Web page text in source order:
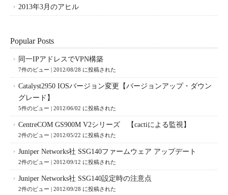
2013年3月のアヒル
Popular Posts
同一IPアドレスでVPN構築
7件のビュー | 2012/08/28 に投稿された
Catalyst2950 IOSバージョン変更【バージョンアップ・ダウン
グレード】
5件のビュー | 2012/06/02 に投稿された
CentreCOM GS900M V2シリーズ 【cactiによる監視】
2件のビュー | 2012/05/22 に投稿された
Juniper Networks社 SSG140ファームウェア アップデート
2件のビュー | 2012/09/12 に投稿された
Juniper Networks社 SSG140設定時の注意点
2件のビュー | 2012/09/28 に投稿された